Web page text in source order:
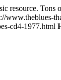
resource.
www.theblues-
cd4-1977.html